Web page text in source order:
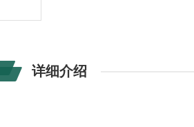
详细介绍